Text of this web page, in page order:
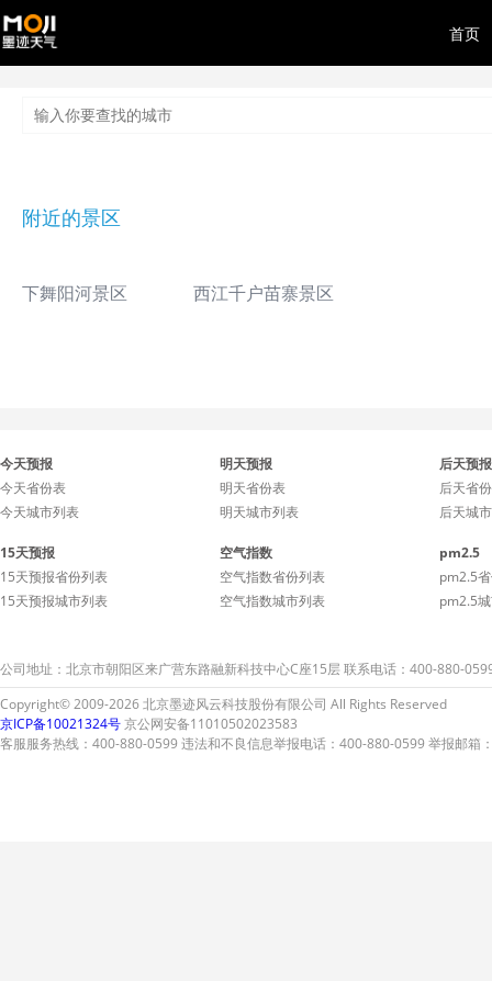
首页
附近的景区
下舞阳河景区 西江千户苗寨景区
今天预报
今天省份表
今天城市列表
明天预报
明天省份表
明天城市列表
后天预报
后天省
后天城
15天预报
15天预报省份列表
15天预报城市列表
空气指数
空气指数省份列表
空气指数城市列表
pm2.5
pm2.5
pm2.5
公司地址：北京市朝阳区来广营东路融新科技中心C座15层 联系电话：400-880-
Copyright© 2009-2026 北京墨迹风云科技股份有限公司 All Rights Reserved
京ICP备10021324号京公网安备11010502023583
客服服务热线：400-880-0599 违法和不良信息举报电话：400-880-0599 举报邮箱